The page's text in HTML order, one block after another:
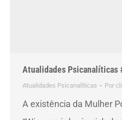
Atualidades Psicanalíticas
Atualidades Psicanalíticas Por
A existência da Mulher